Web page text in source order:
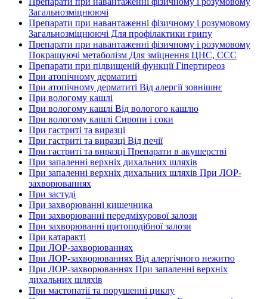
Загальнозміцнюючі
Препарати при навантаженні фізичному і розумовому
Загальнозміцнюючі Для профілактики грипу
Препарати при навантаженні фізичному і розумовому
Покращуючі метаболізм Для зміцнення ЦНС, ССС
Препарати при підвищеній функції Гіпертиреоз
При атопічному дерматиті
При атопічному дерматиті Від алергії зовнішнє
При вологому кашлі
При вологому кашлі Від вологого кашлю
При вологому кашлі Сиропи і соки
При гастриті та виразці
При гастриті та виразці Від печії
При гастриті та виразці Препарати в акушерстві
При запаленні верхніх дихальних шляхів
При запаленні верхніх дихальних шляхів При ЛОР-
захворюваннях
При застуді
При захворюванні кишечника
При захворюванні передміхурової залози
При захворюванні щитоподібної залози
При катаракті
При ЛОР-захворюваннях
При ЛОР-захворюваннях Від алергічного нежитю
При ЛОР-захворюваннях При запаленні верхніх
дихальних шляхів
При мастопатії та порушенні циклу